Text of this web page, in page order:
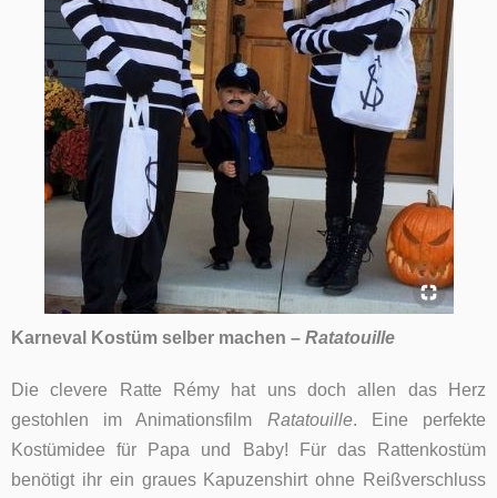
Karneval Kostüm selber machen – Ratatouille
Die clevere Ratte
Rémy hat uns doch allen das Herz
gestohlen im Animationsfilm Ratatouille. Eine perfekte
Kostümidee für Papa und Baby! Für das Rattenkostüm
benötigt ihr ein graues Kapuzenshirt ohne Reißverschluss